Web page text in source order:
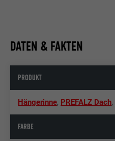
DATEN & FAKTEN
PRODUKT
Hängerinne, PREFALZ Dach,
FARBE